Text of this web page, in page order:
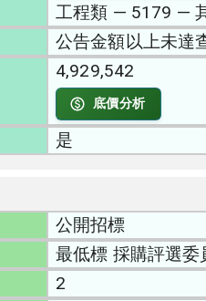
工程類 — 5179 —
公告金額以上未達
4,929,542
底價分析
是
公開招標
最低標 採購評選委
2